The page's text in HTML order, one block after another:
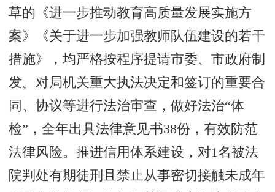
草的《进一步推动教育高质量发展实施方
案》《关于进一步加强教师队伍建设的若干
措施》，均严格按程序提请市委、市政府制
发。对局机关重大执法决定和签订的重要合
同、协议等进行法治审查，做好法治“体
检”，全年出具法律意见书38份，有效防范
法律风险。推进信用体系建设，对1名被法
院判处有期徒刑且禁止从事密切接触未成年